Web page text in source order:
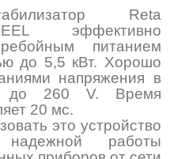
Reta
эффективно
питанием
до 5,5 кВт. Хорошо
напряжения в
до 260 V. Время
20 мс.
это устройство
работы